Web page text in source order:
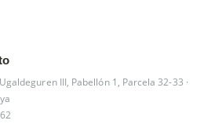
III, Pabellón 1, Parcela 32-33 ·